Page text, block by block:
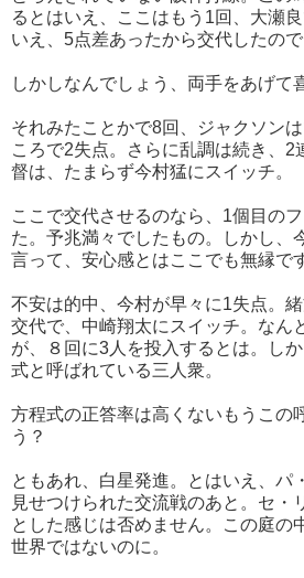
るとはいえ、ここはもう1回、大瀬
いえ、5点差あったから交代したので
しかしなんでしょう、両手をあげて
それみたことかで8回、ジャクソン
ころで2失点。さらに乱調は続き、2
督は、たまらず今村猛にスイッチ。
ここで交代させるのなら、1個目の
た。予兆満々でしたもの。しかし、
言って、安心感とはここでも無縁で
不安は的中、今村が早々に1失点。
交代で、中崎翔太にスイッチ。なん
が、８回に3人を投入するとは。し
式と呼ばれている三人衆。
方程式の正答率は高くないもうこの
う？
ともあれ、白星発進。とはいえ、パ
見せつけられた交流戦のあと。セ・
とした感じは否めません。この庭の
世界ではないのに。